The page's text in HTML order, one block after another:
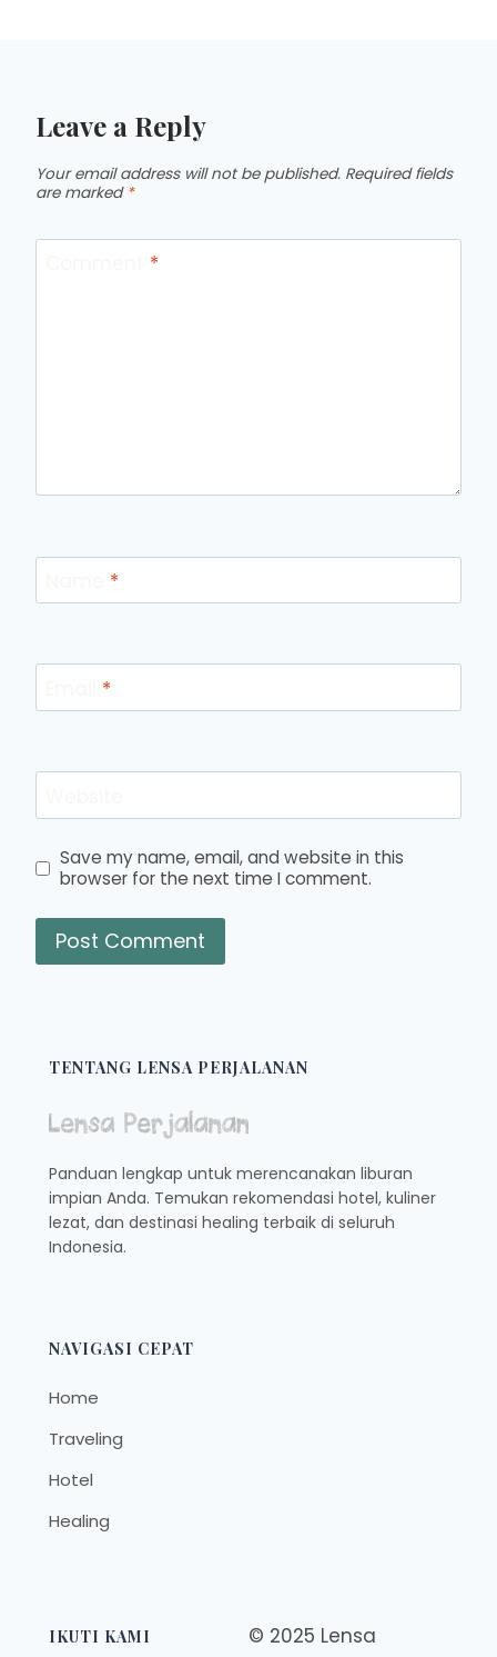
Leave a Reply
Your email address will not be published. Required fields
are marked *
*
*
*
Save my name, email, and website in this
browser for the next time I comment.
TENTANG LENSA PERJALANAN
Panduan lengkap untuk merencanakan liburan
impian Anda. Temukan rekomendasi hotel, kuliner
lezat, dan destinasi healing terbaik di seluruh
Indonesia.
NAVIGASI CEPAT
Home
Traveling
Hotel
Healing
IKUTI KAMI
© 2025 Lensa